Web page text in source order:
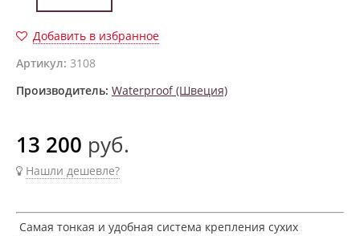
Добавить в избранное
Артикул: 3108
Производитель: Waterproof (Швеция)
13 200 руб.
Нашли дешевле?
Самая тонкая и удобная система крепления сухих